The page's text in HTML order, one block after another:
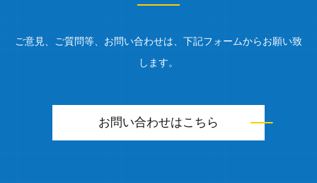
ご意見、ご質問等、お問い合わせは、下記フォームからお願い致
します。
お問い合わせはこちら